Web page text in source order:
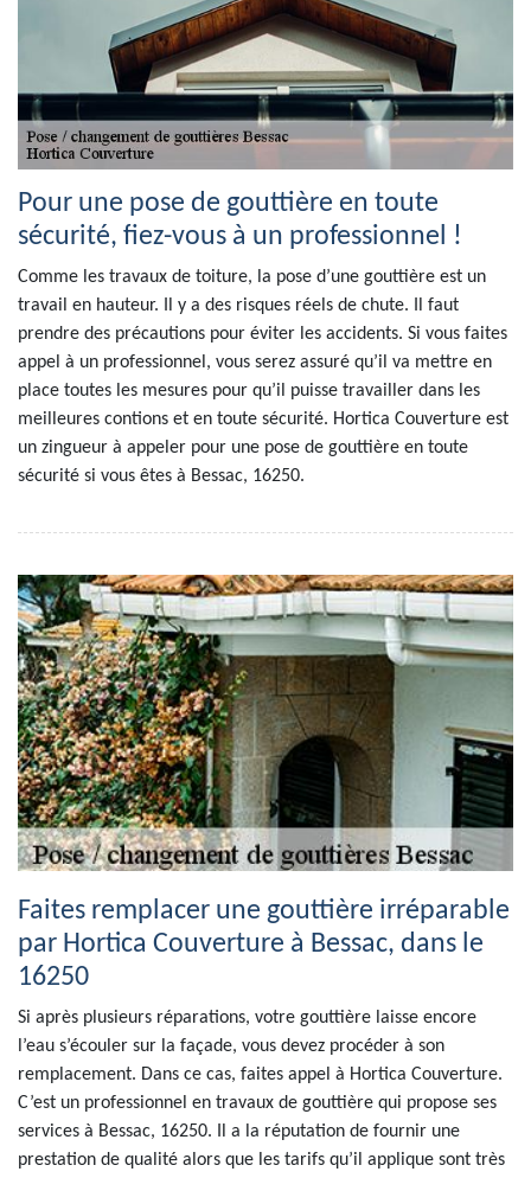
Pour une pose de gouttière en toute
sécurité, fiez-vous à un professionnel !
Comme les travaux de toiture, la pose d’une gouttière est un
travail en hauteur. Il y a des risques réels de chute. Il faut
prendre des précautions pour éviter les accidents. Si vous faites
appel à un professionnel, vous serez assuré qu’il va mettre en
place toutes les mesures pour qu’il puisse travailler dans les
meilleures contions et en toute sécurité. Hortica Couverture est
un zingueur à appeler pour une pose de gouttière en toute
sécurité si vous êtes à Bessac, 16250.
Faites remplacer une gouttière irréparable
par Hortica Couverture à Bessac, dans le
16250
Si après plusieurs réparations, votre gouttière laisse encore
l’eau s’écouler sur la façade, vous devez procéder à son
remplacement. Dans ce cas, faites appel à Hortica Couverture.
C’est un professionnel en travaux de gouttière qui propose ses
services à Bessac, 16250. Il a la réputation de fournir une
prestation de qualité alors que les tarifs qu’il applique sont très